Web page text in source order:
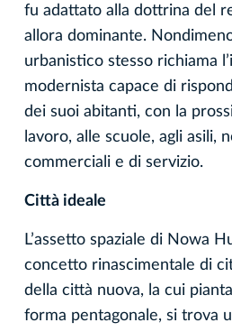
fu adattato alla dottrina del
allora dominante.
urbanistico stesso richiama
modernista capace di
dei suoi abitanti, con la
lavoro, alle scuole, agli asili,
commerciali e di servizio.
Città ideale
L’assetto spaziale di Nowa
concetto rinascimentale di
della città nuova, la cui
forma pentagonale, si trova